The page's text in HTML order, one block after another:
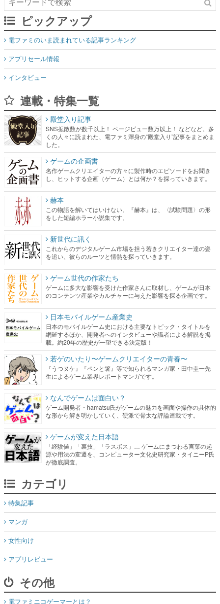
ピックアップ
電ファミのいま読まれている記事ランキング
アプリセール情報
インタビュー
連載・特集一覧
殿堂入り記事
SNS拡散数が数千以上！ ページビュー数万以上！ などなど。多
くの人々に読まれた、電ファミ渾身の“殿堂入り”記事をまとめま
した。
ゲームの企画書
名作ゲームクリエイターの方々に製作時のエピソードをお聞き
し、ヒットする企画（ゲーム）とは何か？を探っていきます。
赫本
この物語を解いてはいけない。『赫本』は、〈試験問題〉の形
をした短編ホラー小説集です。
新世代に訊く
これからのデジタルゲーム市場を担う若きクリエイター達の姿
を追い、彼らのルーツと情熱を探っていきます。
ゲーム世代の作家たち
ゲームに多大な影響を受けた作家さんに取材し、ゲームが日本
のコンテンツ産業やカルチャーに与えた影響を探る企画です。
日本モバイルゲーム産業史
日本のモバイルゲーム史における主要なトピック・タイトルを
網羅するほか、開発者へのインタビューや識者による解説を掲
載。約20年の歴史が一望できる決定版！
若ゲのいたり〜ゲームクリエイターの青春〜
『うつヌケ』『ペンと箸』等で知られるマンガ家・田中圭一先
生によるゲーム業界レポートマンガです。
なんでゲームは面白い？
ゲーム開発者・hamatsu氏がゲームの魅力を画面や操作の具体的
な形から解き明かしていく、硬派で骨太な評論連載です。
ゲームが変えた日本語
「経験値」「裏技」「ラスボス」… ゲームにまつわる言葉の起
源や用法の変遷を、コンピューター文化史研究家・タイニーP氏
が徹底調査。
カテゴリ
特集記事
マンガ
女性向け
アプリレビュー
その他
電ファミニコゲーマーとは？